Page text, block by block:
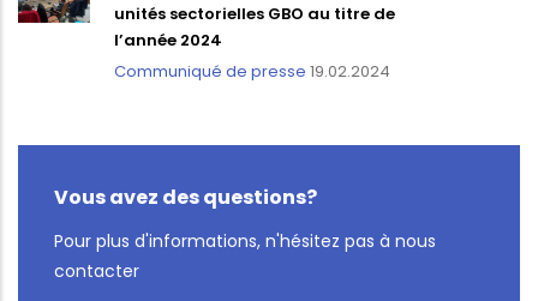
unités sectorielles GBO au titre de
l’année 2024
Communiqué de presse 19.02.2024
Vous avez des questions?
Pour plus d'informations, n'hésitez pas à nous
contacter